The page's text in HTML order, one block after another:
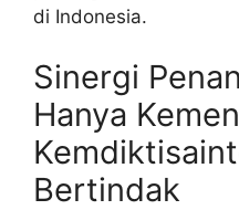
di Indonesia.
Sinergi
Hanya
Bertindak